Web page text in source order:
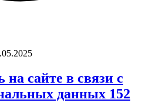
сайте в связи с
данных 152